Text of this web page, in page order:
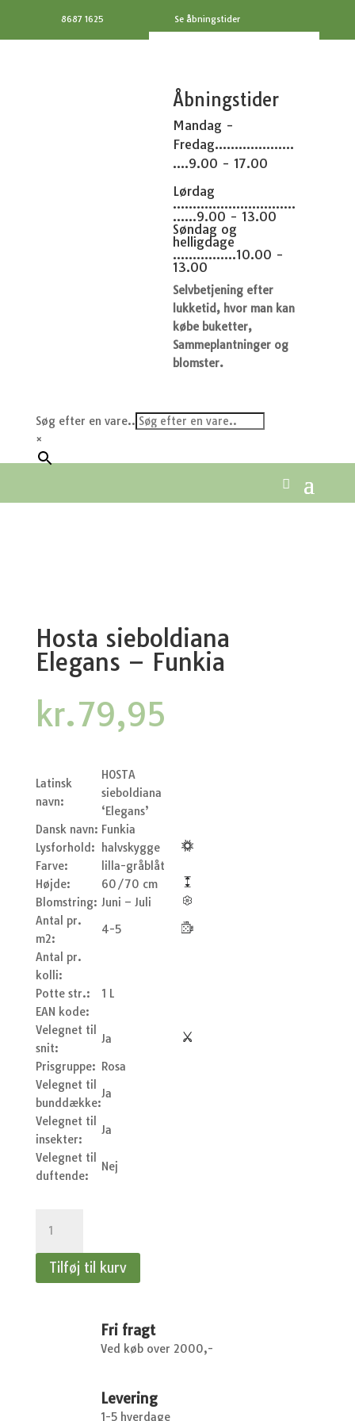
8687 1625 Se åbningstider
Åbningstider
Mandag -
Fredag....................
....9.00 - 17.00
Lørdag
...............................
......9.00 - 13.00
Søndag og
helligdage
................10.00 -
13.00
Selvbetjening efter
lukketid, hvor man kan
købe buketter,
Sammeplantninger og
blomster.
Søg efter en vare..
×
Hosta sieboldiana
Elegans – Funkia
kr.79,95
Latinsk
navn:
HOSTA
sieboldiana
‘Elegans’
Dansk navn: Funkia
Lysforhold:
halvskygge
Farve:
lilla-gråblåt
Højde:
60/70 cm
Blomstring: Juni – Juli
Antal pr.
m2:
4-5
Antal pr.
kolli:
Potte str.:
1 L
EAN kode:
Velegnet til
snit:
Ja
Prisgruppe: Rosa
Velegnet til
bunddække:
Ja
Velegnet til
insekter:
Ja
Velegnet til
duftende:
Nej
sieboldiana
Elegans
Tilføj til kurv
Fri fragt
Ved køb over 2000,-
Levering
1-5 hverdage